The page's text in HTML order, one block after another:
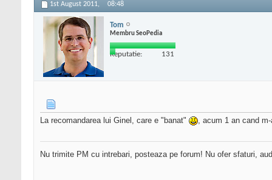
1st August 2011, 08:48
Tom
Membru SeoPedia
Reputatie: 131
La recomandarea lui Ginel, care e "banat" , acum 1 an cand
Nu trimite PM cu intrebari, posteaza pe forum! Nu ofer sfaturi,